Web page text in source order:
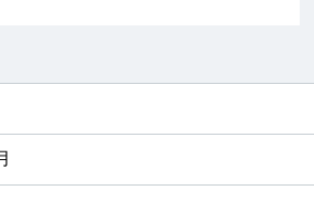
の疑問はコニタンに聞いて！
関係法令の改正
消防設備士